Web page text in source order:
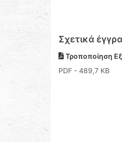
Σχετικά
Τροποποίηση
PDF - 489,7 KB